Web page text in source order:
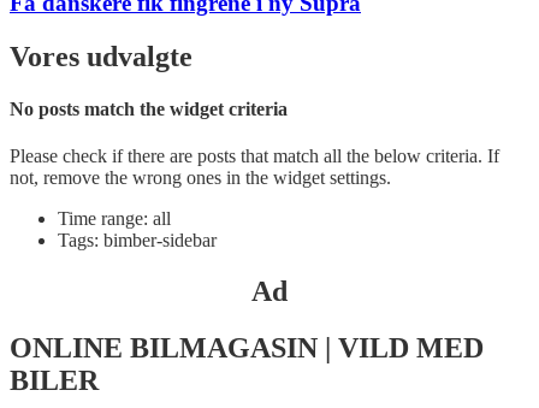
Vores udvalgte
No posts match the widget criteria
Please check if there are posts that match all the below criteria. If
not, remove the wrong ones in the widget settings.
Time range: all
Tags: bimber-sidebar
Ad
ONLINE BILMAGASIN | VILD MED
BILER